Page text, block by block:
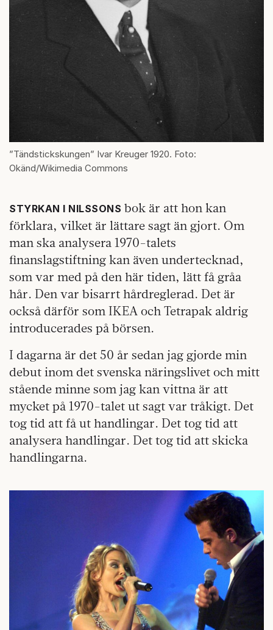
”Tändstickskungen” Ivar Kreuger 1920. Foto:
Okänd/Wikimedia Commons
STYRKAN I NILSSONS bok är att hon kan
förklara, vilket är lättare sagt än gjort. Om
man ska analysera 1970-talets
finanslagstiftning kan även undertecknad,
som var med på den här tiden, lätt få gråa
hår. Den var bisarrt hårdreglerad. Det är
också därför som IKEA och Tetrapak aldrig
introducerades på börsen.
I dagarna är det 50 år sedan jag gjorde min
debut inom det svenska näringslivet och mitt
stående minne som jag kan vittna är att
mycket på 1970-talet ut sagt var tråkigt. Det
tog tid att få ut handlingar. Det tog tid att
analysera handlingar. Det tog tid att skicka
handlingarna.